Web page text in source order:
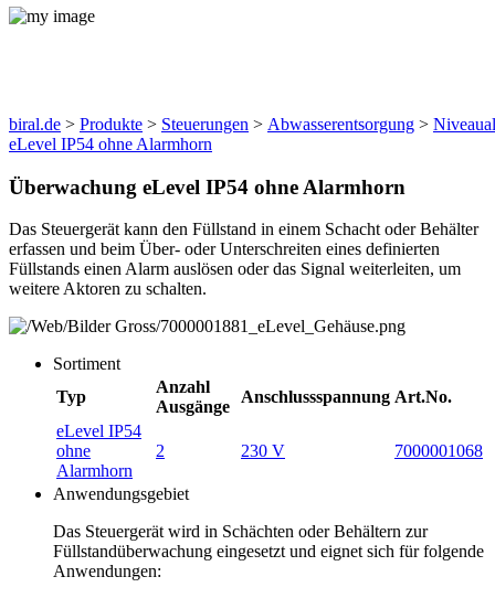
biral.de > Produkte > Steuerungen > Abwasserentsorgung >
eLevel IP54 ohne Alarmhorn
Überwachung eLevel IP54 ohne Alarmhorn
Das Steuergerät kann den Füllstand in einem Schacht oder Behälter
erfassen und beim Über- oder Unterschreiten eines definierten
Füllstands einen Alarm auslösen oder das Signal weiterleiten, um
weitere Aktoren zu schalten.
Sortiment
Typ
Anzahl
Ausgänge
Anschlussspannung Art.No.
eLevel IP54
ohne
Alarmhorn
2 230 V 7000001068
Anwendungsgebiet
Das Steuergerät wird in Schächten oder Behältern zur
Füllstandüberwachung eingesetzt und eignet sich für folgende
Anwendungen: